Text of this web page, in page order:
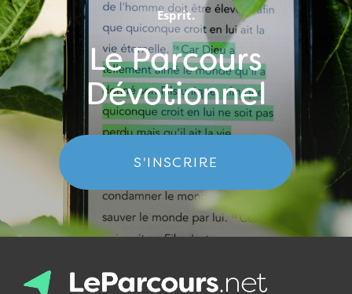
Esprit.
Le Parcours
Dévotionnel
S'INSCRIRE